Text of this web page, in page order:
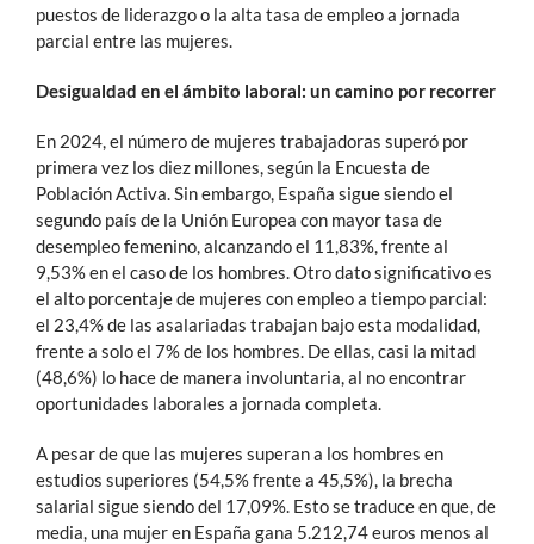
puestos de liderazgo o la alta tasa de empleo a jornada
parcial entre las mujeres.
Desigualdad en el ámbito laboral: un camino por recorrer
En 2024, el número de mujeres trabajadoras superó por
primera vez los diez millones, según la Encuesta de
Población Activa. Sin embargo, España sigue siendo el
segundo país de la Unión Europea con mayor tasa de
desempleo femenino, alcanzando el 11,83%, frente al
9,53% en el caso de los hombres. Otro dato significativo es
el alto porcentaje de mujeres con empleo a tiempo parcial:
el 23,4% de las asalariadas trabajan bajo esta modalidad,
frente a solo el 7% de los hombres. De ellas, casi la mitad
(48,6%) lo hace de manera involuntaria, al no encontrar
oportunidades laborales a jornada completa.
A pesar de que las mujeres superan a los hombres en
estudios superiores (54,5% frente a 45,5%), la brecha
salarial sigue siendo del 17,09%. Esto se traduce en que, de
media, una mujer en España gana 5.212,74 euros menos al